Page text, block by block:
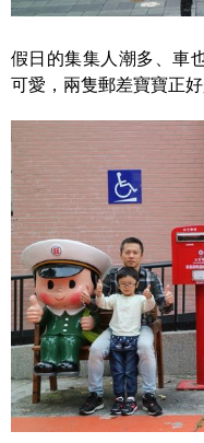
假日的集集人潮多、車
可愛，兩隻郵差寶寶正